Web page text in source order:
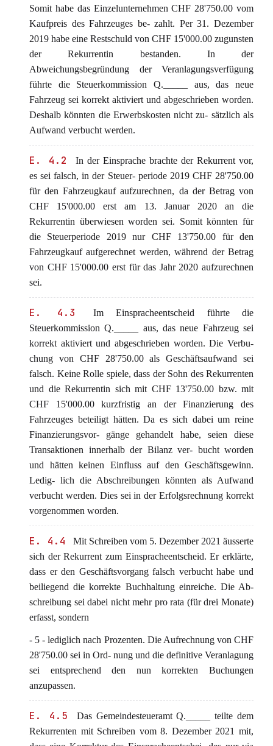
Somit habe das Einzelunternehmen CHF 28'750.00 vom
Kaufpreis des Fahrzeuges be- zahlt. Per 31. Dezember
2019 habe eine Restschuld von CHF 15'000.00 zugunsten
der Rekurrentin bestanden. In der
Abweichungsbegründung der Veranlagungsverfügung
führte die Steuerkommission Q._____ aus, das neue
Fahrzeug sei korrekt aktiviert und abgeschrieben worden.
Deshalb könnten die Erwerbskosten nicht zu- sätzlich als
Aufwand verbucht werden.
E. 4.2
In der Einsprache brachte der Rekurrent vor,
es sei falsch, in der Steuer- periode 2019 CHF 28'750.00
für den Fahrzeugkauf aufzurechnen, da der Betrag von
CHF 15'000.00 erst am 13. Januar 2020 an die
Rekurrentin überwiesen worden sei. Somit könnten für
die Steuerperiode 2019 nur CHF 13'750.00 für den
Fahrzeugkauf aufgerechnet werden, während der Betrag
von CHF 15'000.00 erst für das Jahr 2020 aufzurechnen
sei.
E. 4.3
Im Einspracheentscheid führte die
Steuerkommission Q._____ aus, das neue Fahrzeug sei
korrekt aktiviert und abgeschrieben worden. Die Verbu-
chung von CHF 28'750.00 als Geschäftsaufwand sei
falsch. Keine Rolle spiele, dass der Sohn des Rekurrenten
und die Rekurrentin sich mit CHF 13'750.00 bzw. mit
CHF 15'000.00 kurzfristig an der Finanzierung des
Fahrzeuges beteiligt hätten. Da es sich dabei um reine
Finanzierungsvor- gänge gehandelt habe, seien diese
Transaktionen innerhalb der Bilanz ver- bucht worden
und hätten keinen Einfluss auf den Geschäftsgewinn.
Ledig- lich die Abschreibungen könnten als Aufwand
verbucht werden. Dies sei in der Erfolgsrechnung korrekt
vorgenommen worden.
E. 4.4
Mit Schreiben vom 5. Dezember 2021 äusserte
sich der Rekurrent zum Einspracheentscheid. Er erklärte,
dass er den Geschäftsvorgang falsch verbucht habe und
beiliegend die korrekte Buchhaltung einreiche. Die Ab-
schreibung sei dabei nicht mehr pro rata (für drei Monate)
erfasst, sondern
- 5 - lediglich nach Prozenten. Die Aufrechnung von CHF
28'750.00 sei in Ord- nung und die definitive Veranlagung
sei entsprechend den nun korrekten Buchungen
anzupassen.
E. 4.5
Das Gemeindesteueramt Q._____ teilte dem
Rekurrenten mit Schreiben vom 8. Dezember 2021 mit,